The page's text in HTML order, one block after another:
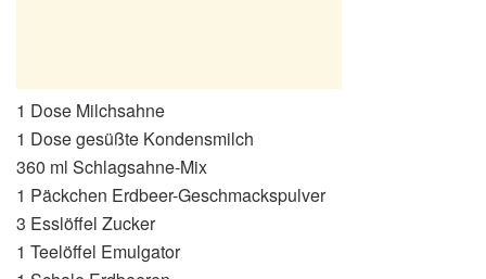
1 Dose Milchsahne
1 Dose gesüßte Kondensmilch
360 ml Schlagsahne-Mix
1 Päckchen Erdbeer-Geschmackspulver
3 Esslöffel Zucker
1 Teelöffel Emulgator